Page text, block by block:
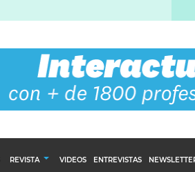
REVISTA VIDEOS ENTREVISTAS